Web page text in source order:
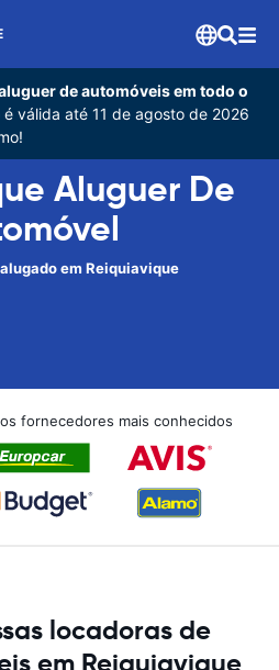
de automóveis em todo o
é válida até 11 de agosto de 2026
Aluguer De
em Reiquiavique
fornecedores mais conhecidos
locadoras de
em Reiquiavique